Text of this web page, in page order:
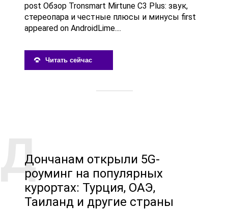
post Обзор Tronsmart Mirtune C3 Plus: звук,
стереопара и честные плюсы и минусы first
appeared on AndroidLime....
Читать сейчас
Дончанам открыли 5G-
роуминг на популярных
курортах: Турция, ОАЭ,
Таиланд и другие страны